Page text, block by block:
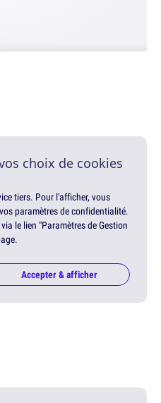
choix de cookies
tiers. Pour l'afficher, vous
paramètres de confidentialité.
le lien "Paramètres de Gestion
Accepter & afficher